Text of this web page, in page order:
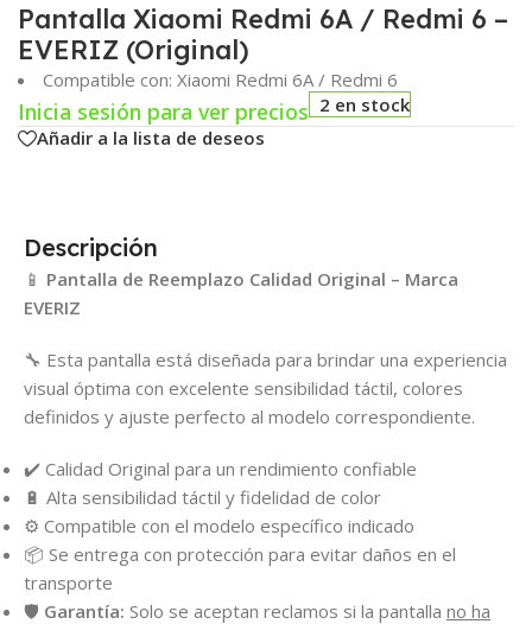
Pantalla Xiaomi Redmi 6A / Redmi 6 –
EVERIZ (Original)
Compatible con: Xiaomi Redmi 6A / Redmi 6
Inicia sesión para ver precios 2 en stock
Añadir a la lista de deseos
Descripción
📱 Pantalla de Reemplazo Calidad Original – Marca
EVERIZ
🔧 Esta pantalla está diseñada para brindar una experiencia
visual óptima con excelente sensibilidad táctil, colores
definidos y ajuste perfecto al modelo correspondiente.
✔️ Calidad Original para un rendimiento confiable
🔋 Alta sensibilidad táctil y fidelidad de color
⚙️ Compatible con el modelo específico indicado
📦 Se entrega con protección para evitar daños en el
transporte
🛡️ Garantía: Solo se aceptan reclamos si la pantalla no ha